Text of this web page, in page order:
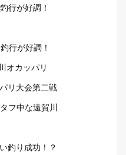
行が好調！
行が好調！
オカッパリ
リ大会第二戦
フ中な遠賀川
釣り成功！？